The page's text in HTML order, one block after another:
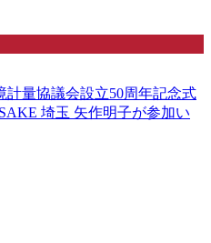
計量協議会設立50周年記念式
埼玉 矢作明子が参加い